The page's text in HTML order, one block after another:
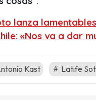
lanza
«Nos va a dar
Kast Latife